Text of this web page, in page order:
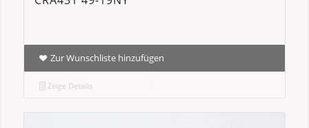
Zur Wunschliste hinzufügen
Zeige Details